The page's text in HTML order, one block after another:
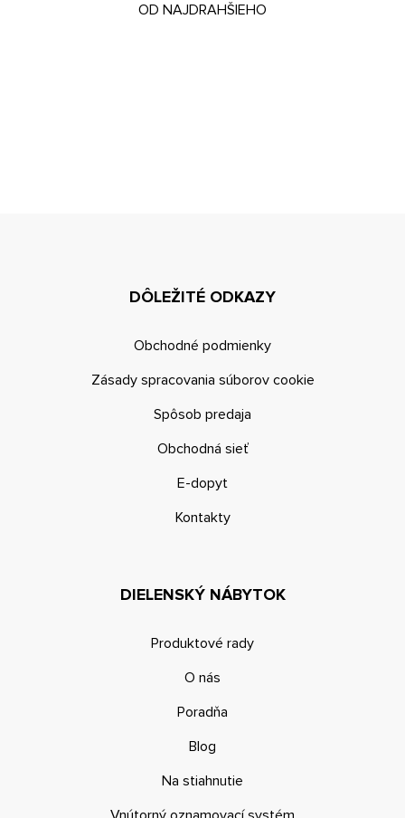
OD NAJDRAHŠIEHO
DÔLEŽITÉ ODKAZY
Obchodné podmienky
Zásady spracovania súborov cookie
Spôsob predaja
Obchodná sieť
E-dopyt
Kontakty
DIELENSKÝ NÁBYTOK
Produktové rady
O nás
Poradňa
Blog
Na stiahnutie